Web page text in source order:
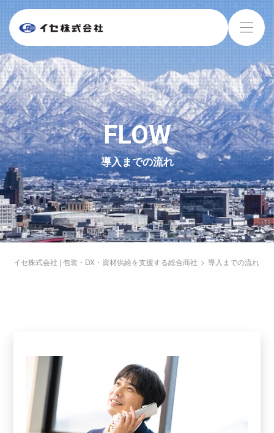
FLOW
導入までの流れ
イセ株式会社 | 包装・DX・資材供給を支援する総合商社 > 導入までの流れ